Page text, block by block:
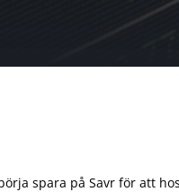
spara på Savr för att